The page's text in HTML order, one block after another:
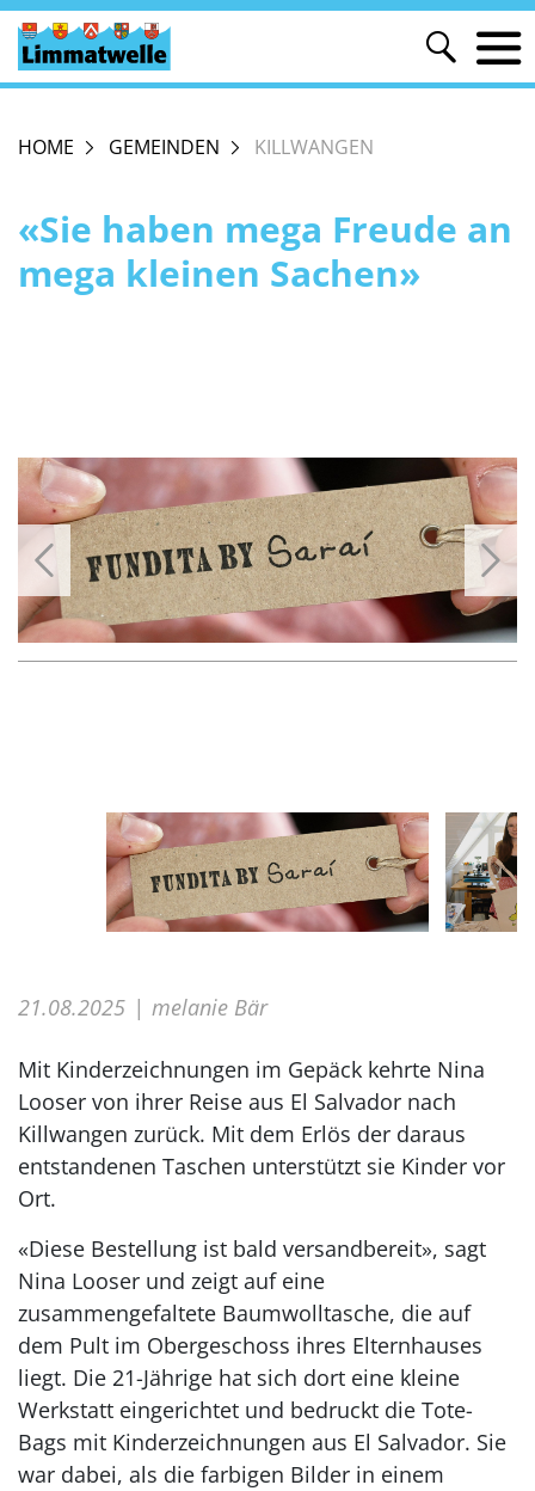
HOME GEMEINDEN KILLWANGEN
«Sie haben mega Freude an
mega kleinen Sachen»
21.08.2025 melanie Bär
Mit Kinderzeichnungen im Gepäck kehrte Nina
Looser von ihrer Reise aus El Salvador nach
Killwangen zurück. Mit dem Erlös der daraus
entstandenen Taschen unterstützt sie Kinder vor
Ort.
«Diese Bestellung ist bald versandbereit», sagt
Nina Looser und zeigt auf eine
zusammengefaltete Baumwolltasche, die auf
dem Pult im Obergeschoss ihres Elternhauses
liegt. Die 21-Jährige hat sich dort eine kleine
Werkstatt eingerichtet und bedruckt die Tote-
Bags mit Kinderzeichnungen aus El Salvador. Sie
war dabei, als die farbigen Bilder in einem